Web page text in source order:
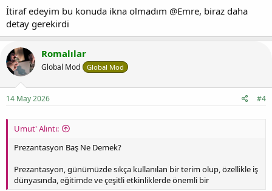
İtiraf edeyim bu konuda ikna olmadım @Emre, biraz daha
detay gerekirdi
Romalılar
Global Mod Global Mod
14 May 2026 #4
Umut' Alıntı:
Prezantasyon Baş Ne Demek?
Prezantasyon, günümüzde sıkça kullanılan bir terim olup, özellikle iş
dünyasında, eğitimde ve çeşitli etkinliklerde önemli bir